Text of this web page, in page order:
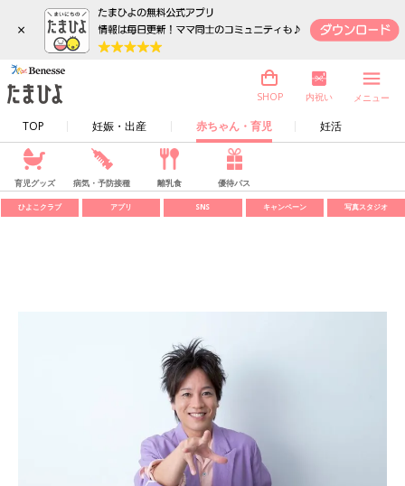
×
TOP 妊娠・出産 赤ちゃん・育児 妊活
SHOP 内祝い メニュー
育児グッズ 病気・予防接種 離乳食 優待パス
ひよこクラブ アプリ SNS キャンペーン 写真スタジオ